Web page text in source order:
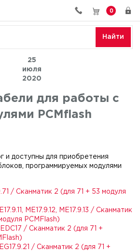
0
Найти
25
июля
2020
для работы с
PCMflash
и доступны для приобретения
программируемых модулями
/ Сканматик 2 (для 71 + 53 модуля
ME17.9.12, ME17.9.13 / Сканматик
PCMFlash)
/ Сканматик 2 (для 71 +
/ Сканматик 2 (для 71 +